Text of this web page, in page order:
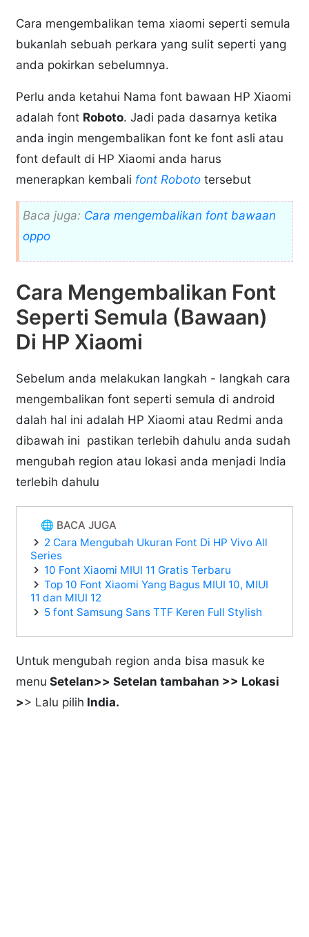
Cara mengembalikan tema xiaomi seperti semula
bukanlah sebuah perkara yang sulit seperti yang
anda pokirkan sebelumnya.
Perlu anda ketahui Nama font bawaan HP Xiaomi
adalah font Roboto. Jadi pada dasarnya ketika
anda ingin mengembalikan font ke font asli atau
font default di HP Xiaomi anda harus
menerapkan kembali font Roboto tersebut
Baca juga: Cara mengembalikan font bawaan
oppo
Cara Mengembalikan Font
Seperti Semula (Bawaan)
Di HP Xiaomi
Sebelum anda melakukan langkah - langkah cara
mengembalikan font seperti semula di android
dalah hal ini adalah HP Xiaomi atau Redmi anda
dibawah ini pastikan terlebih dahulu anda sudah
mengubah region atau lokasi anda menjadi India
terlebih dahulu
🌐 BACA JUGA
2 Cara Mengubah Ukuran Font Di HP Vivo All
Series
10 Font Xiaomi MIUI 11 Gratis Terbaru
Top 10 Font Xiaomi Yang Bagus MIUI 10, MIUI
11 dan MIUI 12
5 font Samsung Sans TTF Keren Full Stylish
Untuk mengubah region anda bisa masuk ke
menu Setelan>> Setelan tambahan >> Lokasi
>> Lalu pilih India.